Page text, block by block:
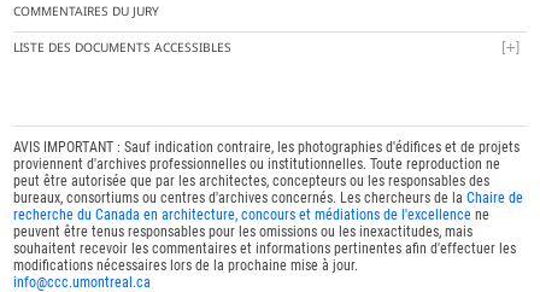
COMMENTAIRES DU JURY
LISTE DES DOCUMENTS ACCESSIBLES
AVIS IMPORTANT : Sauf indication contraire, les photographies d'édifices et de projets
proviennent d'archives professionnelles ou institutionnelles. Toute reproduction ne
peut être autorisée que par les architectes, concepteurs ou les responsables des
bureaux, consortiums ou centres d'archives concernés. Les chercheurs de laChaire de
recherche du Canada en architecture, concours et médiations de l'excellence ne
peuvent être tenus responsables pour les omissions ou les inexactitudes, mais
souhaitent recevoir les commentaires et informations pertinentes afin d'effectuer les
modifications nécessaires lors de la prochaine mise à jour.
info@ccc.umontreal.ca